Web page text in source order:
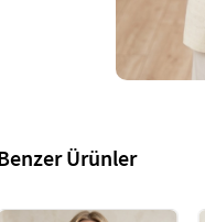
Ürünler